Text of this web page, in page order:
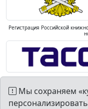
Регистрация Российской
Мы сохраняем